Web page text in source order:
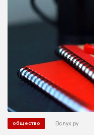
общество Вслух.ру